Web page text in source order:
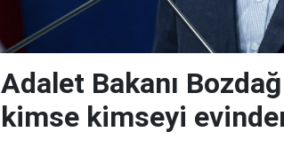
Adalet Bakanı
kimse kimseyi